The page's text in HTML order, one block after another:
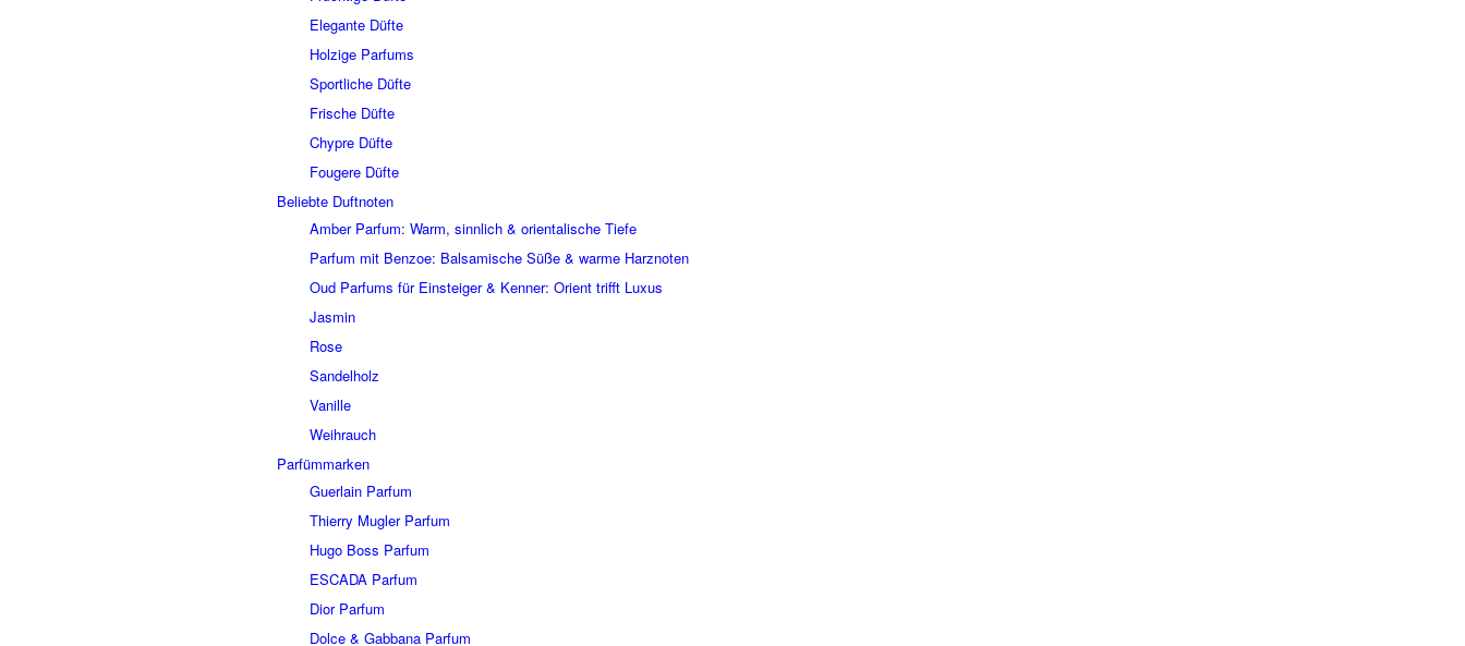
Elegante Düfte
Holzige Parfums
Sportliche Düfte
Frische Düfte
Chypre Düfte
Fougere Düfte
Beliebte Duftnoten
Amber Parfum: Warm, sinnlich & orientalische Tiefe
Parfum mit Benzoe: Balsamische Süße & warme Harznoten
Oud Parfums für Einsteiger & Kenner: Orient trifft Luxus
Jasmin
Rose
Sandelholz
Vanille
Weihrauch
Parfümmarken
Guerlain Parfum
Thierry Mugler Parfum
Hugo Boss Parfum
ESCADA Parfum
Dior Parfum
Dolce & Gabbana Parfum